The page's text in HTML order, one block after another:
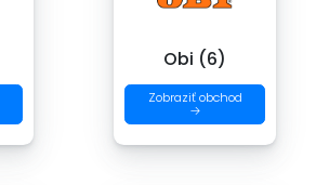
Obi (6)
Zobraziť obchod
→